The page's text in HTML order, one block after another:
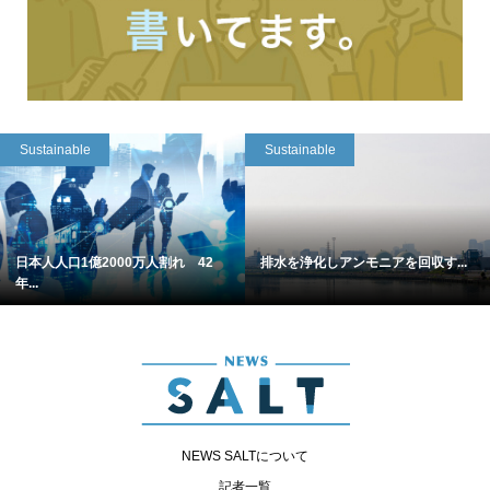
Sustainable
日本人人口1億2000万人割れ 42
年...
Sustainable
排水を浄化しアンモニアを回収す...
NEWS SALTについて
記者一覧